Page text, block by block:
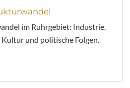
im Ruhrgebiet: Industrie,
und politische Folgen.